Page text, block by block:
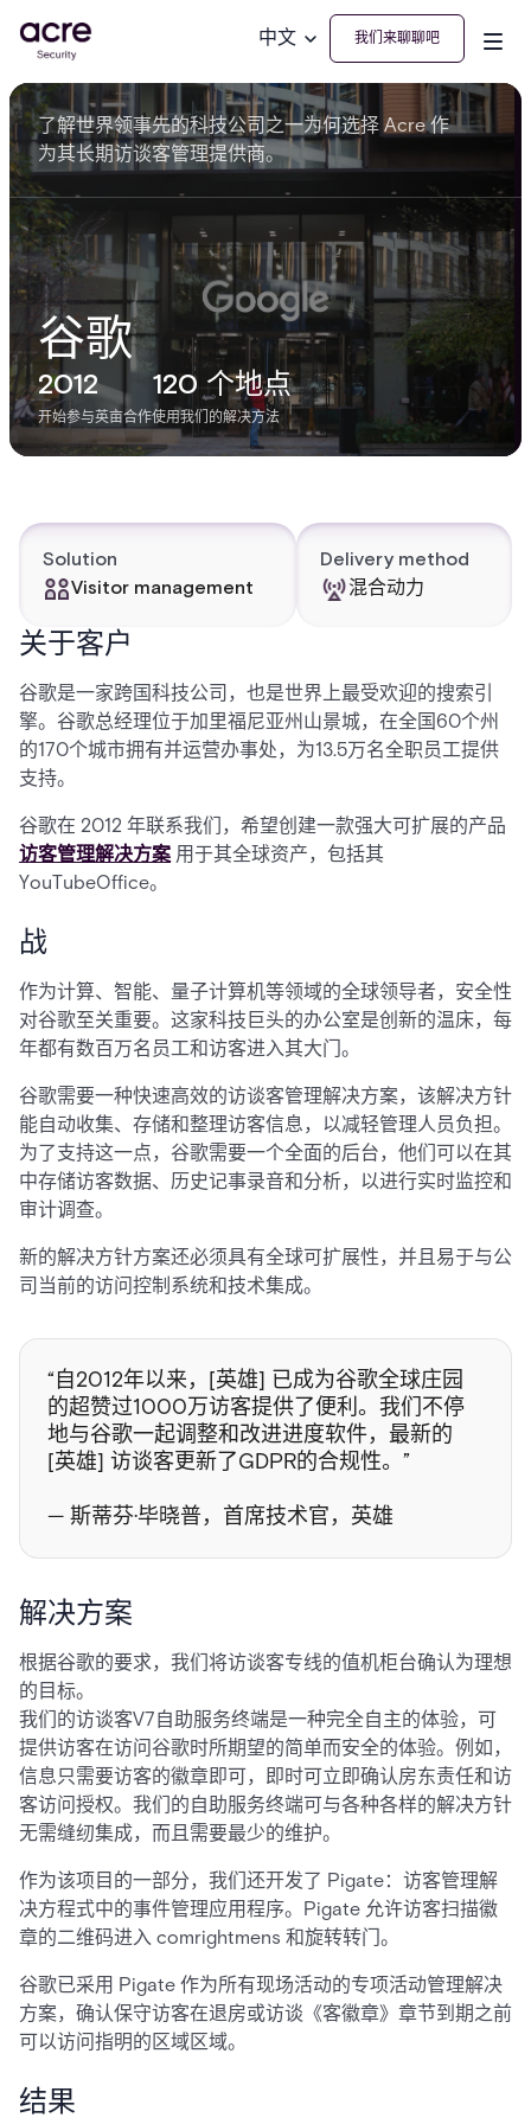
中文 我们来聊聊吧
谷歌
2012
开始参与英亩合作
120 个地点
使用我们的解决方法
了解世界领事先的科技公司之一为何选择 Acre 作
为其长期访谈客管理提供商。
Solution
Visitor management
Delivery method
混合动力
关于客户
谷歌是一家跨国科技公司，也是世界上最受欢迎的搜索引
擎。谷歌总经理位于加里福尼亚州山景城，在全国60个州
的170个城市拥有并运营办事处，为13.5万名全职员工提供
支持。
谷歌在 2012 年联系我们，希望创建一款强大可扩展的产品
访客管理解决方案 用于其全球资产，包括其
YouTubeOffice。
战
作为计算、智能、量子计算机等领域的全球领导者，安全性
对谷歌至关重要。这家科技巨头的办公室是创新的温床，每
年都有数百万名员工和访客进入其大门。
谷歌需要一种快速高效的访谈客管理解决方案，该解决方针
能自动收集、存储和整理访客信息，以减轻管理人员负担。
为了支持这一点，谷歌需要一个全面的后台，他们可以在其
中存储访客数据、历史记事录音和分析，以进行实时监控和
审计调查。
新的解决方针方案还必须具有全球可扩展性，并且易于与公
司当前的访问控制系统和技术集成。
“自2012年以来，[英雄] 已成为谷歌全球庄园
的超赞过1000万访客提供了便利。我们不停
地与谷歌一起调整和改进进度软件，最新的
[英雄] 访谈客更新了GDPR的合规性。”
— 斯蒂芬·毕晓普，首席技术官，英雄
解决方案
根据谷歌的要求，我们将访谈客专线的值机柜台确认为理想
的目标。
我们的访谈客V7自助服务终端是一种完全自主的体验，可
提供访客在访问谷歌时所期望的简单而安全的体验。例如，
信息只需要访客的徽章即可，即时可立即确认房东责任和访
客访问授权。我们的自助服务终端可与各种各样的解决方针
无需缝纫集成，而且需要最少的维护。
作为该项目的一部分，我们还开发了 Pigate：访客管理解
决方程式中的事件管理应用程序。Pigate 允许访客扫描徽
章的二维码进入 comrightmens 和旋转转门。
谷歌已采用 Pigate 作为所有现场活动的专项活动管理解决
方案，确认保守访客在退房或访谈《客徽章》章节到期之前
可以访问指明的区域区域。
结果